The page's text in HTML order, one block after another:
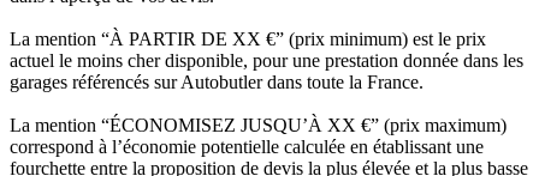
La mention “À PARTIR DE XX €” (prix minimum) est le prix
actuel le moins cher disponible, pour une prestation donnée dans les
garages référencés sur Autobutler dans toute la France.
La mention “ÉCONOMISEZ JUSQU’À XX €” (prix maximum)
correspond à l’économie potentielle calculée en établissant une
fourchette entre la proposition de devis la plus élevée et la plus basse